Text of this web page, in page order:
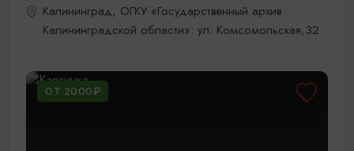
Калининград, ОГКУ «Государственный архив
Калининградской области»: ул. Комсомольская,32.
ОТ 2000₽